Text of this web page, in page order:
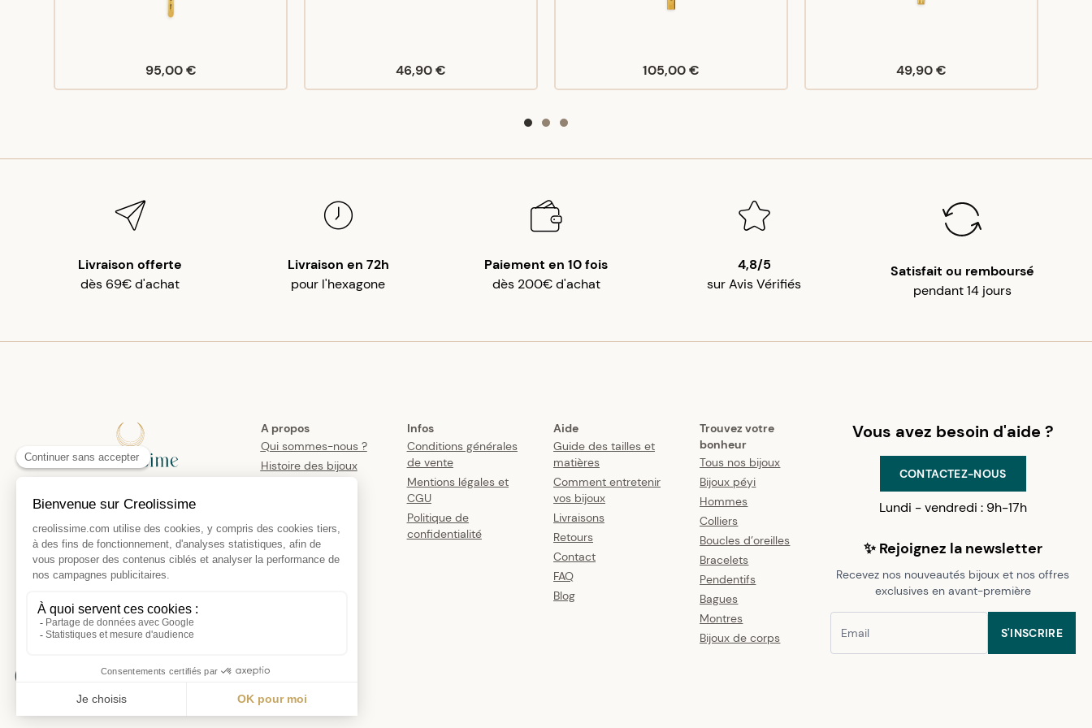
95,00 € 46,90 € 105,00 € 49,90 €
Livraison offerte
dès 69€ d'achat
Livraison en 72h
pour l'hexagone
Paiement en 10 fois
dès 200€ d'achat
4,8/5
sur Avis Vérifiés
Satisfait ou remboursé
pendant 14 jours
A propos
Qui sommes-nous ?
Histoire des bijoux
Infos
Conditions générales
de vente
Mentions légales et
CGU
Politique de
confidentialité
Aide
Guide des tailles et
matières
Comment entretenir
vos bijoux
Livraisons
Retours
Contact
FAQ
Blog
Trouvez votre
bonheur
Tous nos bijoux
Bijoux péyi
Hommes
Colliers
Boucles d’oreilles
Bracelets
Pendentifs
Bagues
Montres
Bijoux de corps
Vous avez besoin d'aide ?
CONTACTEZ-NOUS
Lundi - vendredi : 9h-17h
✨ Rejoignez la newsletter
Recevez nos nouveautés bijoux et nos offres
exclusives en avant-première
S'INSCRIRE